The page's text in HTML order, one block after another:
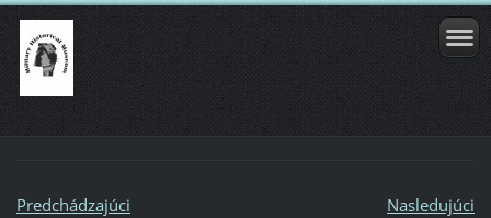
Predchádzajúci
Nasledujúci